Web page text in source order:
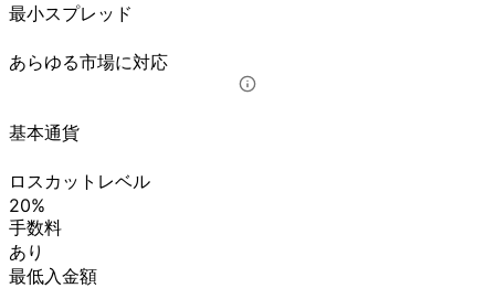
最小スプレッド
あらゆる市場に対応
基本通貨
ロスカットレベル
20%
手数料
あり
最低入金額